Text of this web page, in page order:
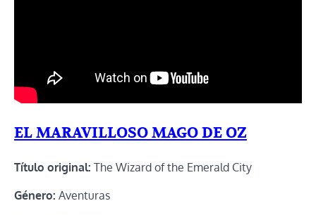
EL MARAVILLOSO MAGO DE OZ
Título original: The Wizard of the Emerald City
Género: Aventuras